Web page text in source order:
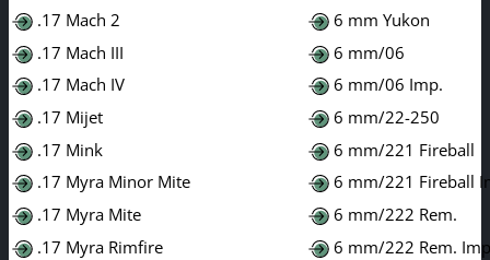
.17 Mach 2
.17 Mach III
.17 Mach IV
.17 Mijet
.17 Mink
.17 Myra Minor Mite
.17 Myra Mite
.17 Myra Rimfire
6 mm Yukon
6 mm/06
6 mm/06 Imp.
6 mm/22-250
6 mm/221 Fireball
6 mm/221 Fireball
6 mm/222 Rem.
6 mm/222 Rem.